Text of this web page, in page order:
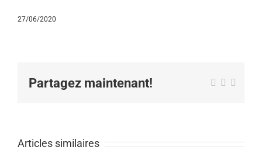
27/06/2020
Partagez maintenant! Facebook
X
Articles similaires